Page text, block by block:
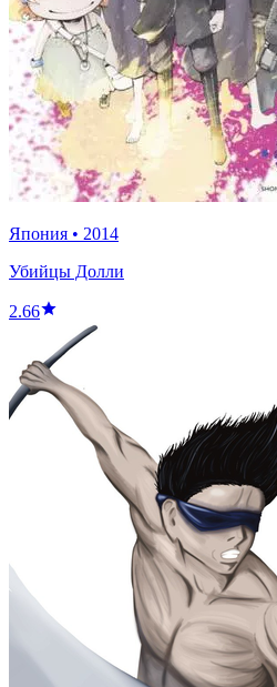
Япония • 2014
Убийцы Долли
2.66